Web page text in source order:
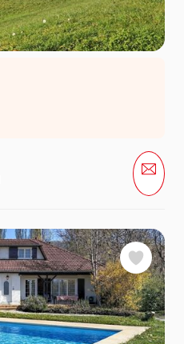
Favoris